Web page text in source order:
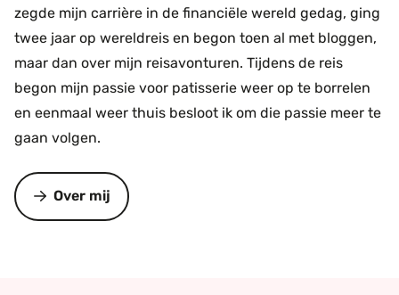
zegde mijn carrière in de financiële wereld gedag, ging
twee jaar op wereldreis en begon toen al met bloggen,
maar dan over mijn reisavonturen. Tijdens de reis
begon mijn passie voor patisserie weer op te borrelen
en eenmaal weer thuis besloot ik om die passie meer te
gaan volgen.
Over mij